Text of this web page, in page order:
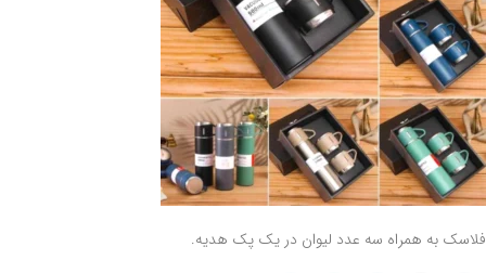
فلاسک به همراه سه عدد لیوان در یک پک هدیه.